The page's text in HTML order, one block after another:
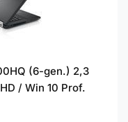
(6-gen.) 2,3
/ Win 10 Prof.